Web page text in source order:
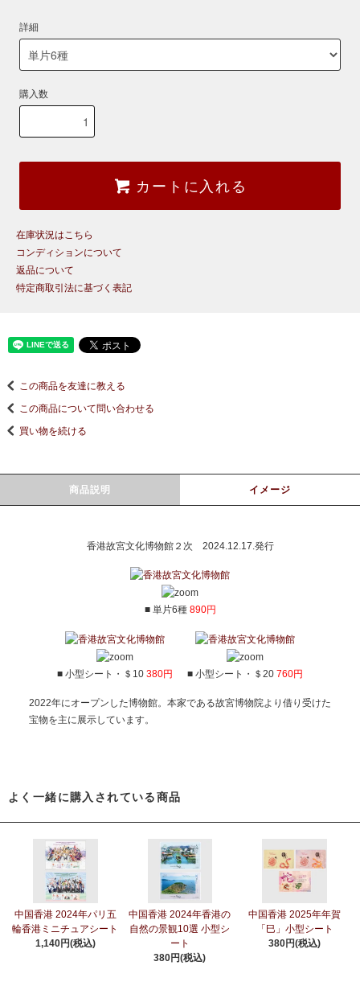
詳細
購入数
カートに入れる
在庫状況はこちら
コンディションについて
返品について
特定商取引法に基づく表記
この商品を友達に教える
この商品について問い合わせる
買い物を続ける
商品説明 イメージ
香港故宮文化博物館２次 2024.12.17.発行
■ 単片6種 890円
■ 小型シート・＄10 380円 ■ 小型シート・＄20 760円
2022年にオープンした博物館。本家である故宮博物院より借り受けた
宝物を主に展示しています。
よく一緒に購入されている商品
中国香港 2024年パリ五
輪香港ミニチュアシート
1,140円(税込)
中国香港 2024年香港の
自然の景観10選 小型シ
ート
380円(税込)
中国香港 2025年年賀
「巳」小型シート
380円(税込)